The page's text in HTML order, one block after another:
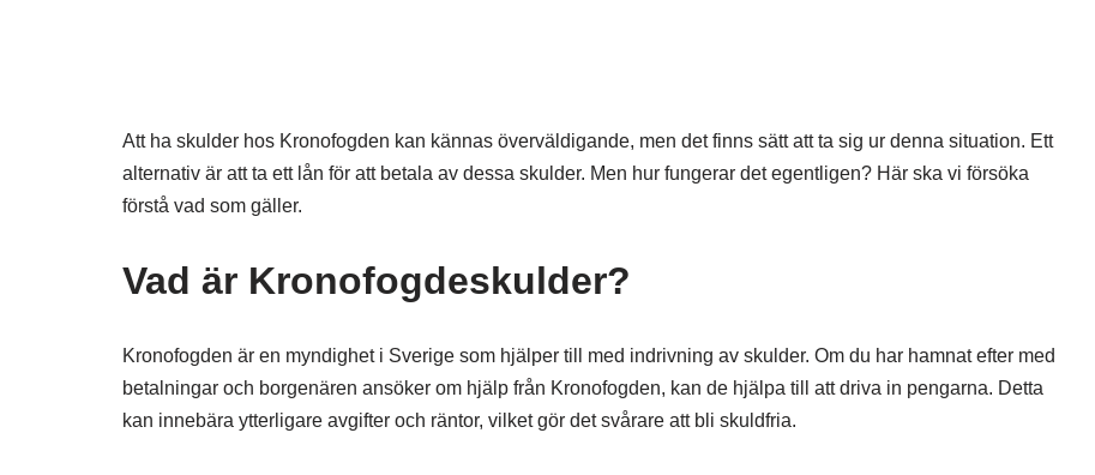
Att ha skulder hos Kronofogden kan kännas överväldigande, men det finns sätt att ta sig ur denna situation. Ett
alternativ är att ta ett lån för att betala av dessa skulder. Men hur fungerar det egentligen? Här ska vi försöka
förstå vad som gäller.
Vad är Kronofogdeskulder?
Kronofogden är en myndighet i Sverige som hjälper till med indrivning av skulder. Om du har hamnat efter med
betalningar och borgenären ansöker om hjälp från Kronofogden, kan de hjälpa till att driva in pengarna. Detta
kan innebära ytterligare avgifter och räntor, vilket gör det svårare att bli skuldfria.